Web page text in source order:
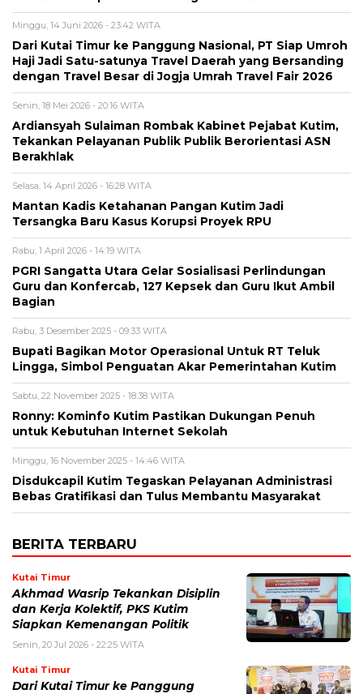
Minggu, 14 Juni 2026 - 23:42 WITA
Dari Kutai Timur ke Panggung Nasional, PT Siap Umroh
Haji Jadi Satu-satunya Travel Daerah yang Bersanding
dengan Travel Besar di Jogja Umrah Travel Fair 2026
Senin, 18 Mei 2026 - 20:16 WITA
Ardiansyah Sulaiman Rombak Kabinet Pejabat Kutim,
Tekankan Pelayanan Publik Publik Berorientasi ASN
Berakhlak
Selasa, 14 April 2026 - 16:28 WITA
Mantan Kadis Ketahanan Pangan Kutim Jadi
Tersangka Baru Kasus Korupsi Proyek RPU
Rabu, 1 April 2026 - 14:19 WITA
PGRI Sangatta Utara Gelar Sosialisasi Perlindungan
Guru dan Konfercab, 127 Kepsek dan Guru Ikut Ambil
Bagian
Rabu, 3 Desember 2025 - 09:33 WITA
Bupati Bagikan Motor Operasional Untuk RT Teluk
Lingga, Simbol Penguatan Akar Pemerintahan Kutim
Sabtu, 22 November 2025 - 18:38 WITA
Ronny: Kominfo Kutim Pastikan Dukungan Penuh
untuk Kebutuhan Internet Sekolah
Minggu, 16 November 2025 - 14:46 WITA
Disdukcapil Kutim Tegaskan Pelayanan Administrasi
Bebas Gratifikasi dan Tulus Membantu Masyarakat
BERITA TERBARU
Kutai Timur
Akhmad Wasrip Tekankan Disiplin
dan Kerja Kolektif, PKS Kutim
Siapkan Kemenangan Politik
Senin, 20 Jul 2026 - 22:25 WITA
Kutai Timur
Dari Kutai Timur ke Panggung